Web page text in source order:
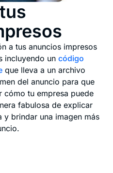
a tus anuncios impresos
incluyendo un código
que lleva a un archivo
del anuncio para que
cómo tu empresa puede
fabulosa de explicar
y brindar una imagen más